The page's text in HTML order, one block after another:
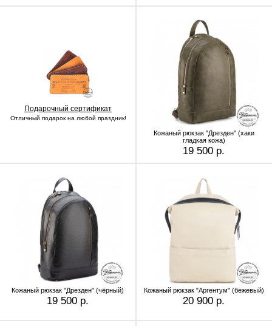
Подарочный сертификат
Отличный подарок на любой праздник!
Кожаный рюкзак "Дрезден" (хаки
гладкая кожа)
19 500 р.
Кожаный рюкзак "Дрезден" (чёрный)
19 500 р.
Кожаный рюкзак "Аргентум" (бежевый)
20 900 р.